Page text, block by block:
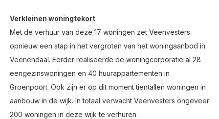
Verkleinen woningtekort
Met de verhuur van deze 17 woningen zet Veenvesters
opnieuw een stap in het vergroten van het woningaanbod in
Veenendaal. Eerder realiseerde de woningcorporatie al 28
eengezinswoningen en 40 huurappartementen in
Groenpoort. Ook zijn er op dit moment tientallen woningen in
aanbouw in de wijk. In totaal verwacht Veenvesters ongeveer
200 woningen in deze wijk te verhuren.